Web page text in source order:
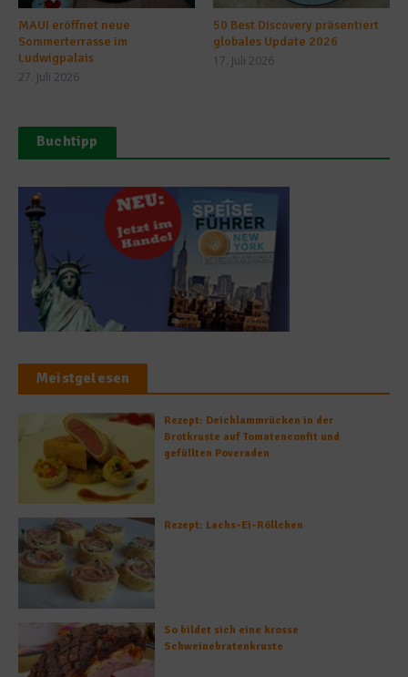
MAUI eröffnet neue
Sommerterrasse im
Ludwigpalais
27. Juli 2026
50 Best Discovery präsentiert
globales Update 2026
17. Juli 2026
Buchtipp
Meistgelesen
Rezept: Deichlammrücken in der
Brotkruste auf Tomatenconfit und
gefüllten Poveraden
Rezept: Lachs-Ei-Röllchen
So bildet sich eine krosse
Schweinebratenkruste